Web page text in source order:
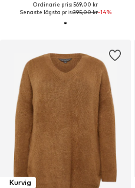
Ordinarie pris: 569,00 kr
Senaste lägsta pris:395,00 kr-14%
Kurvig